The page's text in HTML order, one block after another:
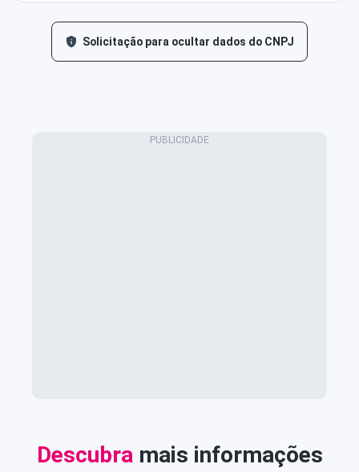
Solicitação para ocultar dados do CNPJ
Descubra mais informações